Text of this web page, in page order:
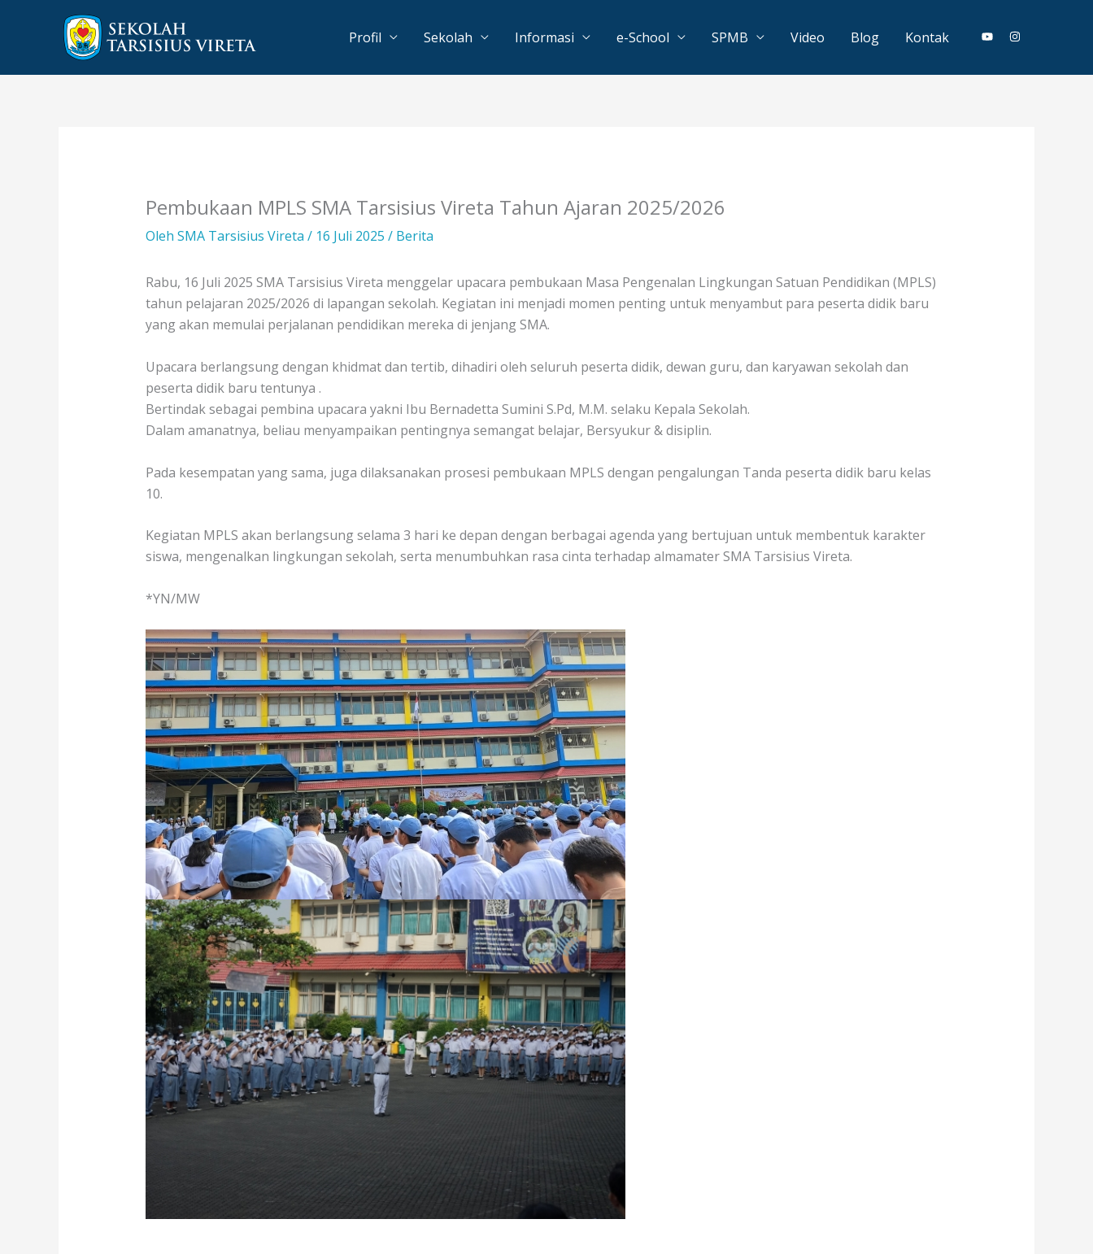
Profil Sekolah Informasi e-School SPMB Video Blog Kontak
Pembukaan MPLS SMA Tarsisius Vireta Tahun Ajaran 2025/2026
Oleh SMA Tarsisius Vireta / 16 Juli 2025 / Berita
Rabu, 16 Juli 2025 SMA Tarsisius Vireta menggelar upacara pembukaan Masa Pengenalan Lingkungan Satuan Pendidikan (MPLS)
tahun pelajaran 2025/2026 di lapangan sekolah. Kegiatan ini menjadi momen penting untuk menyambut para peserta didik baru
yang akan memulai perjalanan pendidikan mereka di jenjang SMA.
Upacara berlangsung dengan khidmat dan tertib, dihadiri oleh seluruh peserta didik, dewan guru, dan karyawan sekolah dan
peserta didik baru tentunya .
Bertindak sebagai pembina upacara yakni Ibu Bernadetta Sumini S.Pd, M.M. selaku Kepala Sekolah.
Dalam amanatnya, beliau menyampaikan pentingnya semangat belajar, Bersyukur & disiplin.
Pada kesempatan yang sama, juga dilaksanakan prosesi pembukaan MPLS dengan pengalungan Tanda peserta didik baru kelas
10.
Kegiatan MPLS akan berlangsung selama 3 hari ke depan dengan berbagai agenda yang bertujuan untuk membentuk karakter
siswa, mengenalkan lingkungan sekolah, serta menumbuhkan rasa cinta terhadap almamater SMA Tarsisius Vireta.
*YN/MW